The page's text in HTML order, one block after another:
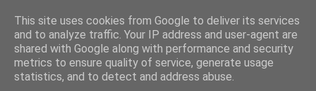
This site uses cookies from Google to deliver its services
and to analyze traffic. Your IP address and user-agent are
shared with Google along with performance and security
metrics to ensure quality of service, generate usage
statistics, and to detect and address abuse.